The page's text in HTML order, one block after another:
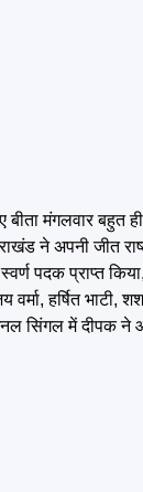
मंगलवार बहुत
ने अपनी जीत
पदक प्राप्त
हर्षित भाटी,
सिंगल में दीपक ने